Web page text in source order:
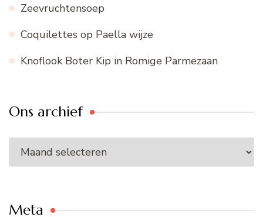
Zeevruchtensoep
Coquilettes op Paella wijze
Knoflook Boter Kip in Romige Parmezaan
Ons archief
Ons
Meta